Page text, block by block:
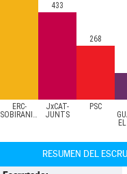
ERC-
SOBIRANISTES
JxCAT-
JUNTS
PSC
433
268
RESUMEN DEL